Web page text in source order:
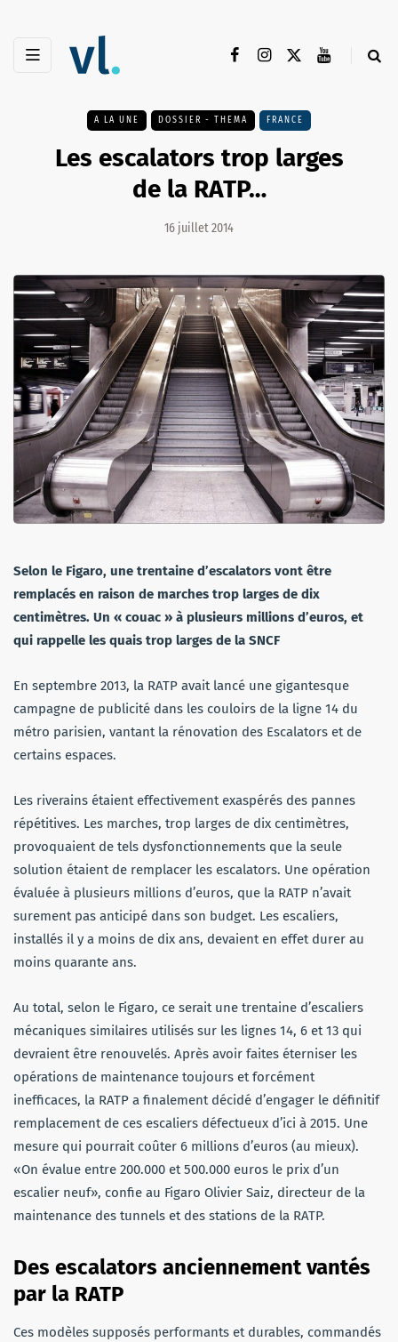
A LA UNE DOSSIER - THEMA FRANCE
Les escalators trop larges
de la RATP…
16 juillet 2014
Selon le Figaro, une trentaine d’escalators vont être
remplacés en raison de marches trop larges de dix
centimètres. Un « couac » à plusieurs millions d’euros, et
qui rappelle les quais trop larges de la SNCF
En septembre 2013, la RATP avait lancé une gigantesque
campagne de publicité dans les couloirs de la ligne 14 du
métro parisien, vantant la rénovation des Escalators et de
certains espaces.
Les riverains étaient effectivement exaspérés des pannes
répétitives. Les marches, trop larges de dix centimètres,
provoquaient de tels dysfonctionnements que la seule
solution étaient de remplacer les escalators. Une opération
évaluée à plusieurs millions d’euros, que la RATP n’avait
surement pas anticipé dans son budget. Les escaliers,
installés il y a moins de dix ans, devaient en effet durer au
moins quarante ans.
Au total, selon le Figaro, ce serait une trentaine d’escaliers
mécaniques similaires utilisés sur les lignes 14, 6 et 13 qui
devraient être renouvelés. Après avoir faites éterniser les
opérations de maintenance toujours et forcément
inefficaces, la RATP a finalement décidé d’engager le définitif
remplacement de ces escaliers défectueux d’ici à 2015. Une
mesure qui pourrait coûter 6 millions d’euros (au mieux).
«On évalue entre 200.000 et 500.000 euros le prix d’un
escalier neuf», confie au Figaro Olivier Saiz, directeur de la
maintenance des tunnels et des stations de la RATP.
Des escalators anciennement vantés
par la RATP
Ces modèles supposés performants et durables, commandés